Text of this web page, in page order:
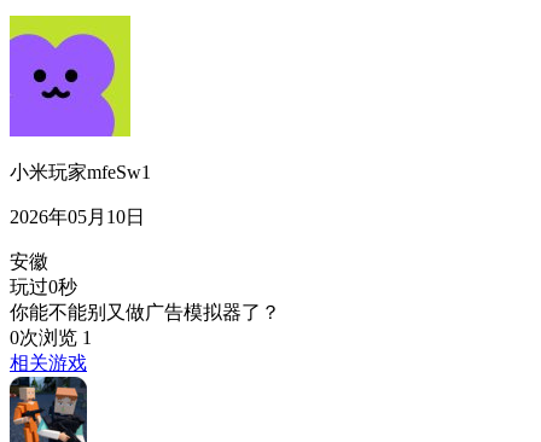
小米玩家mfeSw1
2026年05月10日
安徽
玩过0秒
你能不能别又做广告模拟器了？
0次浏览 1
相关游戏